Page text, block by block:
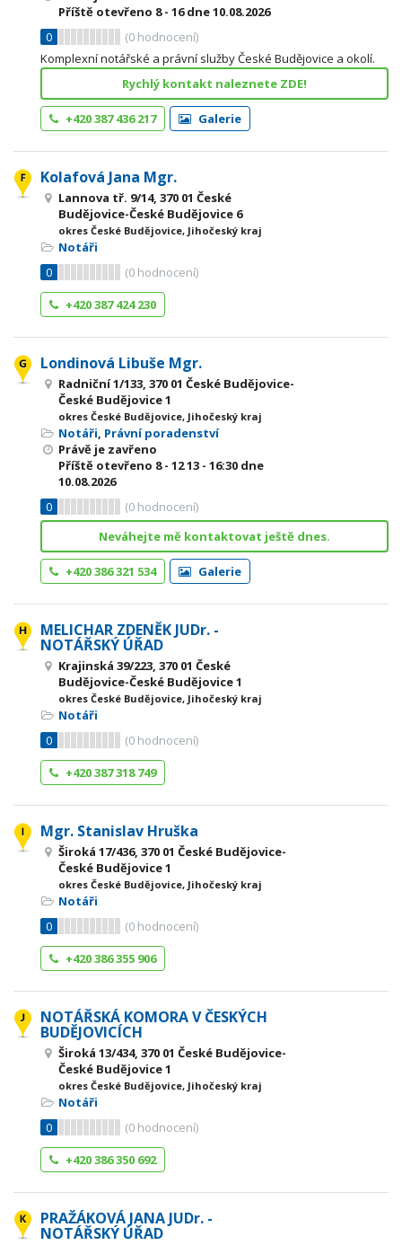
Příště otevřeno 8 - 16dne 10.08.2026
0
(0 hodnocení)
Komplexní notářské a právní služby České Budějovice a okolí.
Rychlý kontakt naleznete ZDE!
+420 387 436 217 Galerie
Kolafová Jana Mgr.
Lannova tř. 9/14, 370 01 České
Budějovice-České Budějovice 6
okres České Budějovice, Jihočeský kraj
Notáři
0
(0 hodnocení)
+420 387 424 230
Londinová Libuše Mgr.
Radniční 1/133, 370 01 České Budějovice-
České Budějovice 1
okres České Budějovice, Jihočeský kraj
Notáři, Právní poradenství
Právě je zavřeno
Příště otevřeno 8 - 1213 - 16:30 dne
10.08.2026
0
(0 hodnocení)
Neváhejte mě kontaktovat ještě dnes.
+420 386 321 534 Galerie
MELICHAR ZDENĚK JUDr. -
NOTÁŘSKÝ ÚŘAD
Krajinská 39/223, 370 01 České
Budějovice-České Budějovice 1
okres České Budějovice, Jihočeský kraj
Notáři
0
(0 hodnocení)
+420 387 318 749
Mgr. Stanislav Hruška
Široká 17/436, 370 01 České Budějovice-
České Budějovice 1
okres České Budějovice, Jihočeský kraj
Notáři
0
(0 hodnocení)
+420 386 355 906
NOTÁŘSKÁ KOMORA V ČESKÝCH
BUDĚJOVICÍCH
Široká 13/434, 370 01 České Budějovice-
České Budějovice 1
okres České Budějovice, Jihočeský kraj
Notáři
0
(0 hodnocení)
+420 386 350 692
PRAŽÁKOVÁ JANA JUDr. -
NOTÁŘSKÝ ÚŘAD